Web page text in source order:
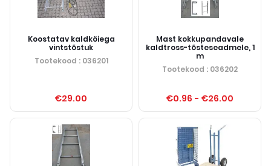
Koostatav kaldköiega
vintstõstuk
Tootekood : 036201
€29.00
Mast kokkupandavale
kaldtross-tõsteseadmele, 1
m
Tootekood : 036202
€0.96 - €26.00